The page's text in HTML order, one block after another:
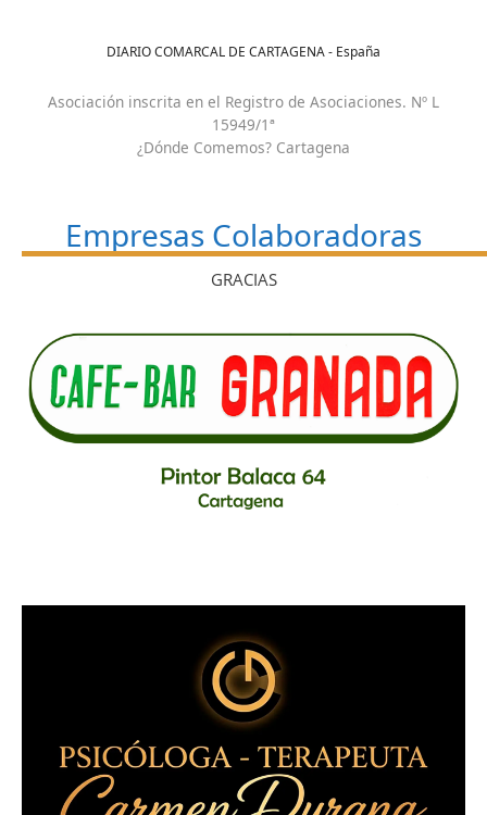
DIARIO COMARCAL DE CARTAGENA - España
Asociación inscrita en el Registro de Asociaciones. Nº L
15949/1ª
¿Dónde Comemos? Cartagena
Empresas Colaboradoras
GRACIAS